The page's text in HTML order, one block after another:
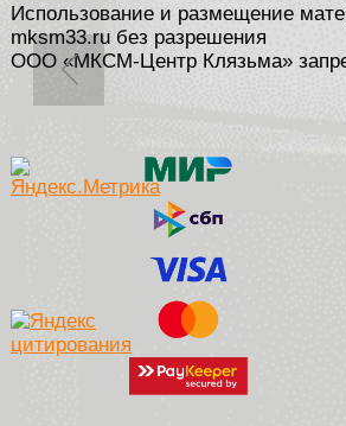
Использование и размещение
mksm33.ru без разрешения
ООО «МКСМ-Центр Клязьма»